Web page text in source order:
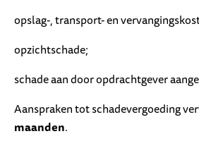
opslag-, transport- en
opzichtschade;
schade aan door opdrachtgever
Aanspraken tot schadevergoeding
maanden.